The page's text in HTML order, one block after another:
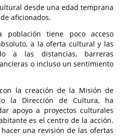
desde una edad temprana
aficionados.
tiene poco acceso
a la oferta cultural y las
a las distancias, barreras
o incluso un sentimiento
la creación de la Misión de
la Dirección de Cultura, ha
apoyo a proyectos culturales
es el centro de la acción.
una revisión de las ofertas